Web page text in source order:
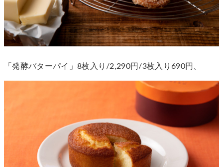
「発酵バターパイ」8枚入り/2,290円/3枚入り690円、